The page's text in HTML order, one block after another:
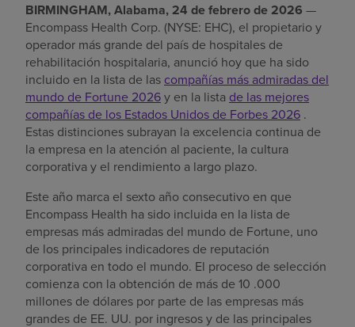
Inversores
Empleos
Pagar mi factura
BIRMINGHAM, Alabama, 24 de febrero de 2026 —
Encompass Health Corp. (NYSE: EHC), el propietario y
operador más grande del país de hospitales de
rehabilitación hospitalaria, anunció hoy que ha sido
incluido en la lista de las compañías más admiradas del
mundo de Fortune 2026y en la lista de las mejores
compañías de los Estados Unidos de Forbes 2026 .
Estas distinciones subrayan la excelencia continua de
la empresa en la atención al paciente, la cultura
corporativa y el rendimiento a largo plazo.
Este año marca el sexto año consecutivo en que
Encompass Health ha sido incluida en la lista de
empresas más admiradas del mundo de Fortune, uno
de los principales indicadores de reputación
corporativa en todo el mundo. El proceso de selección
comienza con la obtención de más de 10 .000
millones de dólares por parte de las empresas más
grandes de EE. UU. por ingresos y de las principales